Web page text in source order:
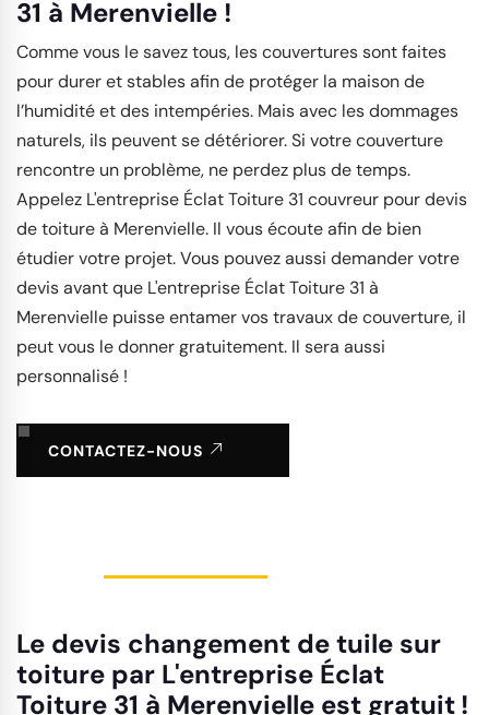
31 à Merenvielle !
Comme vous le savez tous, les couvertures sont faites
pour durer et stables afin de protéger la maison de
l’humidité et des intempéries. Mais avec les dommages
naturels, ils peuvent se détériorer. Si votre couverture
rencontre un problème, ne perdez plus de temps.
Appelez L'entreprise Éclat Toiture 31 couvreur pour devis
de toiture à Merenvielle. Il vous écoute afin de bien
étudier votre projet. Vous pouvez aussi demander votre
devis avant que L'entreprise Éclat Toiture 31 à
Merenvielle puisse entamer vos travaux de couverture, il
peut vous le donner gratuitement. Il sera aussi
personnalisé !
CONTACTEZ-NOUS
Le devis changement de tuile sur
toiture par L'entreprise Éclat
Toiture 31 à Merenvielle est gratuit !